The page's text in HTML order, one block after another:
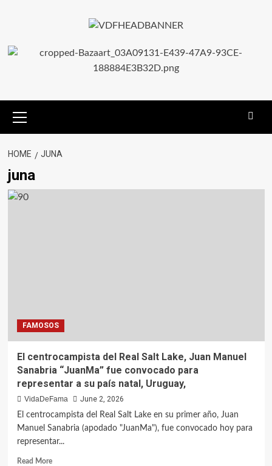
HOME JUNA
juna
FAMOSOS
El centrocampista del Real Salt Lake, Juan Manuel
Sanabria “JuanMa” fue convocado para
representar a su país natal, Uruguay,
VidaDeFama
June 2, 2026
El centrocampista del Real Salt Lake en su primer año, Juan
Manuel Sanabria (apodado "JuanMa"), fue convocado hoy para
representar...
Read More